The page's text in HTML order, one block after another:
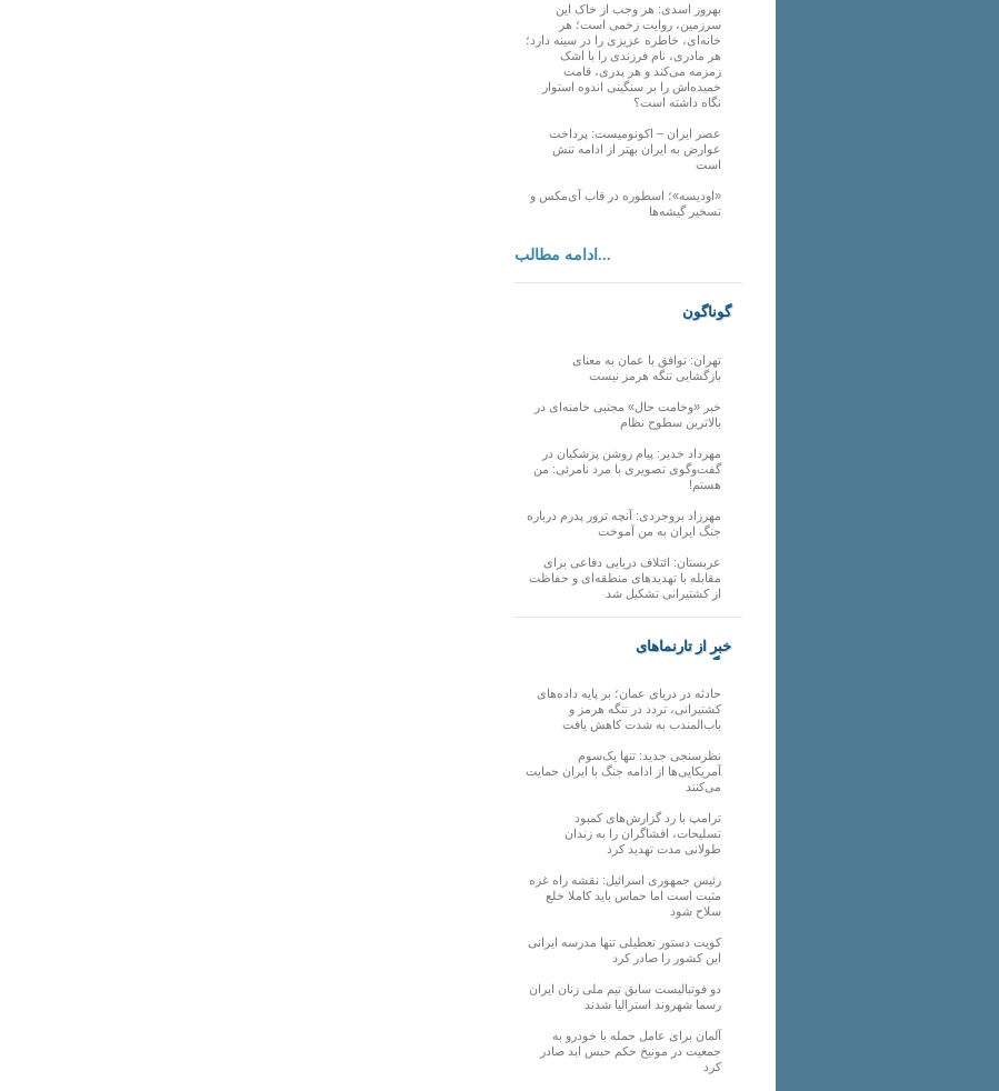
بهروز اسدی: هر وجب از خاک‌ این
سرزمین، روایت زخمی است؛ هر
خانه‌ای، خاطره عزیزی را در سینه دارد؛
هر مادری، نام فرزندی را با اشک
زمزمه می‌کند و هر پدری، قامت
خمیده‌اش را بر سنگینی اندوه استوار
نگاه داشته است؟
عصر ایران – اکونومیست: پرداخت
عوارض به ایران بهتر از ادامه تنش
است
«اودیسه»؛ اسطوره در قاب آی‌مکس و
تسخیر گیشه‌ها
ادامه مطالب...
گوناگون
تهران: توافق با عمان به معنای
بازگشایی تنگه هرمز نیست
خبر «وخامت حال» مجتبی خامنه‌ای در
بالاترین سطوح نظام
مهرداد خدیر: پیام روشن پزشکیان در
گفت‌و‌گوی تصویری با مرد نامرئی: من
هستم!
مهرزاد بروجردی: آنچه ترور پدرم درباره
جنگ ایران به من آموخت
عربستان: ائتلاف دریایی دفاعی برای
مقابله با تهدیدهای منطقه‌ای و حفاظت
از کشتیرانی تشکیل شد
خبر از تارنماهای
دیگر
حادثه در دریای عمان؛ بر پایه داده‌های
کشتیرانی، تردد در تنگه هرمز و
باب‌المندب به شدت کاهش یافت
نظرسنجی جدید: تنها یک‌سوم
آمریکایی‌ها از ادامه جنگ با ایران حمایت
می‌کنند
ترامپ با رد گزارش‌های کمبود
تسلیحات، افشاگران را به زندان
طولانی مدت تهدید کرد
رئیس‌ جمهوری اسرائیل: نقشه راه غزه
مثبت است اما حماس باید کاملا خلع
سلاح شود
کویت دستور تعطیلی تنها مدرسه ایرانی
این کشور را صادر کرد
دو فوتبالیست سابق تیم ملی زنان ایران
رسما شهروند استرالیا شدند
آلمان برای عامل حمله با خودرو به
جمعیت در مونیخ حکم حبس ابد صادر
کرد